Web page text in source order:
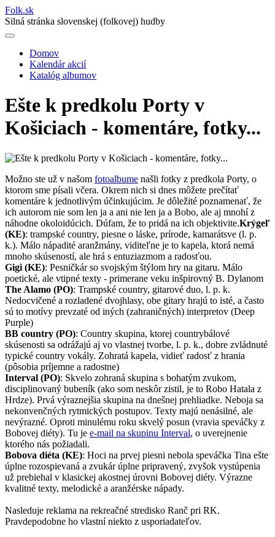
Folk.sk
Silná stránka slovenskej (folkovej) hudby
Main
navigation
Domov
Kalendár akcií
Katalóg albumov
Ešte k predkolu Porty v
Košiciach - komentáre, fotky...
Možno ste už v našom fotoalbume našli fotky z predkola Porty, o
ktorom sme písali včera. Okrem nich si dnes môžete prečítať
komentáre k jednotlivým účinkujúcim. Je dôležité poznamenať, že
ich autorom nie som len ja a ani nie len ja a Bobo, ale aj mnohí z
náhodne okoloidúcich. Dúfam, že to pridá na ich objektivite.Krýgeľ
(KE): trampské country, piesne o láske, prírode, kamarátsve (l. p.
k.). Málo nápadité aranžmány, viditeľne je to kapela, ktorá nemá
mnoho skúseností, ale hrá s entuziazmom a radosťou.
Gigi (KE): Pesničkár so svojským štýlom hry na gitaru. Málo
poetické, ale vtipné texty - primerane veku inšpirovný B. Dylanom
The Alamo (PO): Trampské country, gitarové duo, l. p. k.
Nedocvičené a rozladené dvojhlasy, obe gitary hrajú to isté, a často
sú to motívy prevzaté od iných (zahraničných) interpretov (Deep
Purple)
BB country (PO): Country skupina, ktorej countrybálové
skúsenosti sa odrážajú aj vo vlastnej tvorbe, l. p. k., dobre zvládnuté
typické country vokály. Zohratá kapela, vidieť radosť z hrania
(pôsobia príjemne a radostne)
Interval (PO): Skvelo zohraná skupina s bohatým zvukom,
disciplinovaný bubeník (ako som neskôr zistil, je to Robo Hatala z
Hrdze). Prvá výraznejšia skupina na dnešnej prehliadke. Neboja sa
nekonvenčných rytmických postupov. Texty majú nenásilné, ale
nevýrazné. Oproti minulému roku skvelý posun (vravia speváčky z
Bobovej diéty). Tu je e-mail na skupinu Interval, o uverejnenie
ktorého nás požiadali.
Bobova diéta (KE): Hoci na prvej piesni nebola speváčka Tina ešte
úplne rozospievaná a zvukár úplne pripravený, zvyšok vystúpenia
už prebiehal v klasickej akostnej úrovni Bobovej diéty. Výrazne
kvalitné texty, melodické a aranžérske nápady.
Nasleduje reklama na rekreačné stredisko Ranč pri RK.
Pravdepodobne ho vlastní niekto z usporiadateľov.